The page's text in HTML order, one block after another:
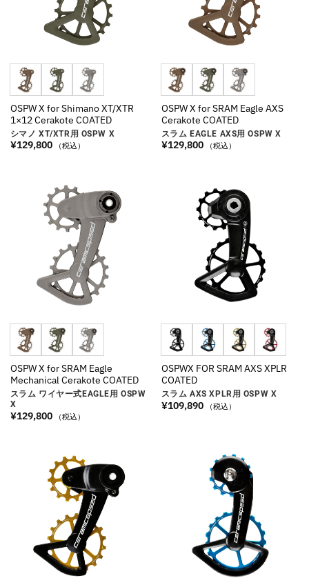
OSPW X for Shimano XT/XTR
1×12 Cerakote COATED
シマノ XT/XTR用 OSPW X
¥129,800 （税込）
OSPW X for SRAM Eagle AXS
Cerakote COATED
スラム EAGLE AXS用 OSPW X
¥129,800 （税込）
OSPW X for SRAM Eagle
Mechanical Cerakote COATED
スラム ワイヤー式EAGLE用 OSPW
X
¥129,800 （税込）
OSPWX FOR SRAM AXS XPLR
COATED
スラム AXS XPLR用 OSPW X
¥109,890 （税込）